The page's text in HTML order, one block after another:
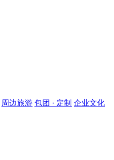
周边旅游 包团 · 定制 企业文化